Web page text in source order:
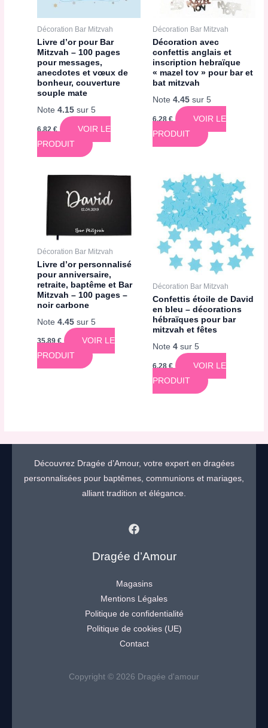
Décoration Bar Mitzvah
Livre d’or pour Bar
Mitzvah – 100 pages
pour messages,
anecdotes et vœux de
bonheur, couverture
souple mate
Note4.15 sur 5
6,82€
VOIR LE
PRODUIT
Décoration Bar Mitzvah
Décoration avec
confettis anglais et
inscription hebraïque
« mazel tov » pour bar et
bat mitzvah
Note 4.45sur 5
6,28 €
VOIR LE
PRODUIT
Décoration Bar Mitzvah
Livre d’or personnalisé
pour anniversaire,
retraite, baptême et Bar
Mitzvah – 100 pages –
noir carbone
Note4.45 sur 5
35,89€
VOIR LE
PRODUIT
Décoration Bar Mitzvah
Confettis étoile de David
en bleu – décorations
hébraïques pour bar
mitzvah et fêtes
Note 4sur 5
6,28 €
VOIR LE
PRODUIT
Découvrez Dragée d’Amour, votre expert en dragées
personnalisées pour baptêmes, communions et mariages,
alliant tradition et élégance.
Dragée d’Amour
Magasins
Mentions Légales
Politique de confidentialité
Politique de cookies (UE)
Contact
Copyright © 2026 Dragée d'amour